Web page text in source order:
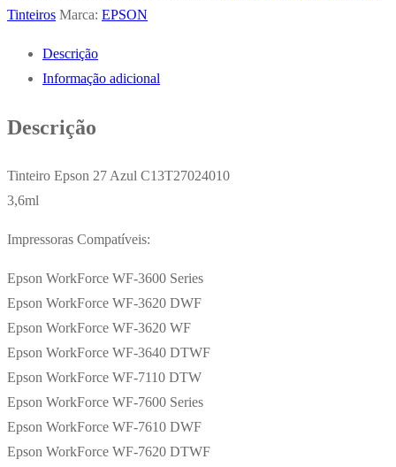
Epson
C13T27024010
Tinteiros Marca: EPSON
Descrição
Informação adicional
Descrição
Tinteiro Epson 27 Azul C13T27024010
3,6ml
Impressoras Compatíveis:
Epson WorkForce WF-3600 Series
Epson WorkForce WF-3620 DWF
Epson WorkForce WF-3620 WF
Epson WorkForce WF-3640 DTWF
Epson WorkForce WF-7110 DTW
Epson WorkForce WF-7600 Series
Epson WorkForce WF-7610 DWF
Epson WorkForce WF-7620 DTWF